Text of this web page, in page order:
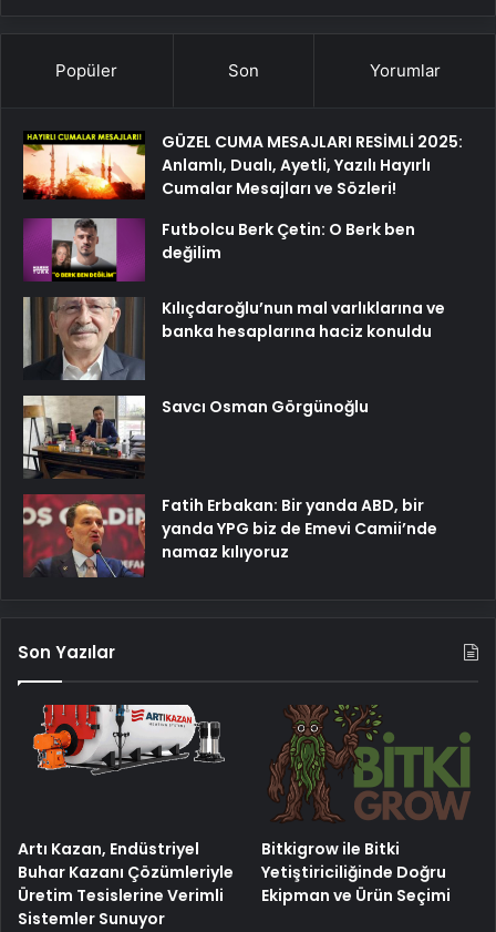
Popüler Son Yorumlar
GÜZEL CUMA MESAJLARI RESİMLİ 2025:
Anlamlı, Dualı, Ayetli, Yazılı Hayırlı
Cumalar Mesajları ve Sözleri!
Futbolcu Berk Çetin: O Berk ben
değilim
Kılıçdaroğlu’nun mal varlıklarına ve
banka hesaplarına haciz konuldu
Savcı Osman Görgünoğlu
Fatih Erbakan: Bir yanda ABD, bir
yanda YPG biz de Emevi Camii’nde
namaz kılıyoruz
Son Yazılar
Artı Kazan, Endüstriyel
Buhar Kazanı Çözümleriyle
Üretim Tesislerine Verimli
Sistemler Sunuyor
Bitkigrow ile Bitki
Yetiştiriciliğinde Doğru
Ekipman ve Ürün Seçimi